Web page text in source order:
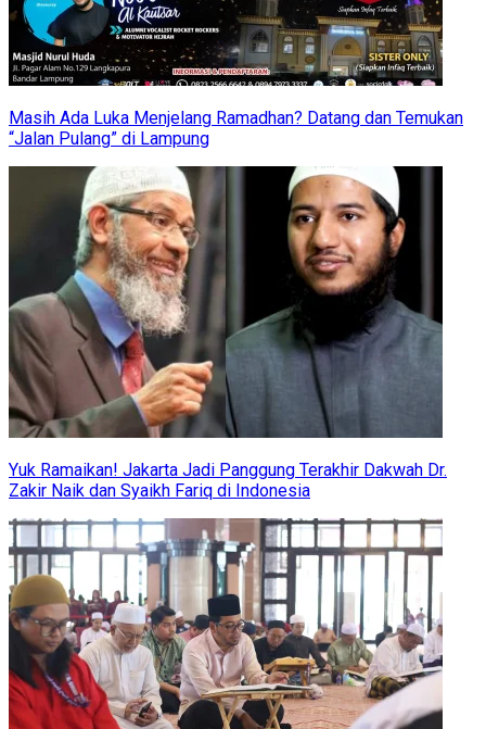
Masih Ada Luka Menjelang Ramadhan? Datang dan Temukan
“Jalan Pulang” di Lampung
Yuk Ramaikan! Jakarta Jadi Panggung Terakhir Dakwah Dr.
Zakir Naik dan Syaikh Fariq di Indonesia